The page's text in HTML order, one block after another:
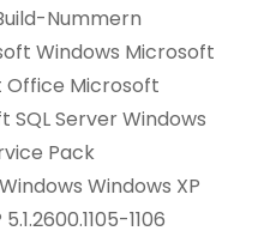
Nummern
Windows Microsoft
Office Microsoft
SQL Server Windows
Pack
Windows XP
1106